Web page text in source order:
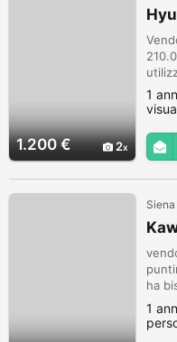
1.200 € 2
1
Siena
ha
1